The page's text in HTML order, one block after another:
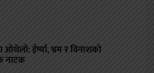
ओथेलो: ईर्ष्या, भ्रम र विनाशको
नाटक